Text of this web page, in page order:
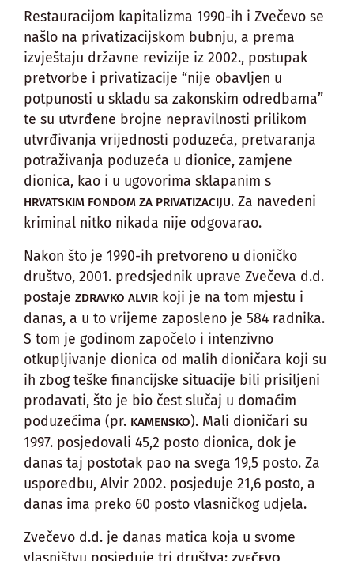
Restauracijom kapitalizma 1990-ih i Zvečevo se
našlo na privatizacijskom bubnju, a prema
izvještaju državne revizije iz 2002., postupak
pretvorbe i privatizacije “nije obavljen u
potpunosti u skladu sa zakonskim odredbama”
te su utvrđene brojne nepravilnosti prilikom
utvrđivanja vrijednosti poduzeća, pretvaranja
potraživanja poduzeća u dionice, zamjene
dionica, kao i u ugovorima sklapanim s
HRVATSKIM FONDOM ZA PRIVATIZACIJU. Za navedeni
kriminal nitko nikada nije odgovarao.
Nakon što je 1990-ih pretvoreno u dioničko
društvo, 2001. predsjednik uprave Zvečeva d.d.
postaje ZDRAVKO ALVIR koji je na tom mjestu i
danas, a u to vrijeme zaposleno je 584 radnika.
S tom je godinom započelo i intenzivno
otkupljivanje dionica od malih dioničara koji su
ih zbog teške financijske situacije bili prisiljeni
prodavati, što je bio čest slučaj u domaćim
poduzećima (pr. KAMENSKO). Mali dioničari su
1997. posjedovali 45,2 posto dionica, dok je
danas taj postotak pao na svega 19,5 posto. Za
usporedbu, Alvir 2002. posjeduje 21,6 posto, a
danas ima preko 60 posto vlasničkog udjela.
Zvečevo d.d. je danas matica koja u svome